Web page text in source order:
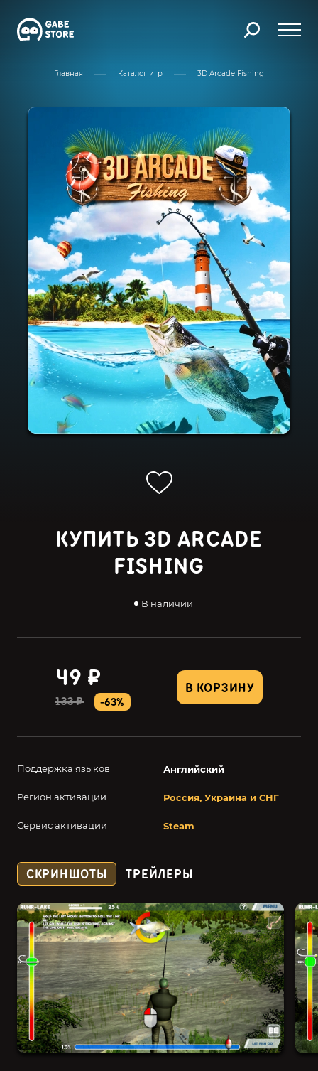
Главная Каталог игр 3D Arcade Fishing
КУПИТЬ 3D ARCADE
FISHING
В наличии
В КОРЗИНУ
49 ₽
133 ₽ -63%
Поддержка языков Английский
Регион активации Россия, Украина и СНГ
Сервис активации Steam
СКРИНШОТЫ ТРЕЙЛЕРЫ